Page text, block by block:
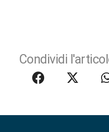
Condividi